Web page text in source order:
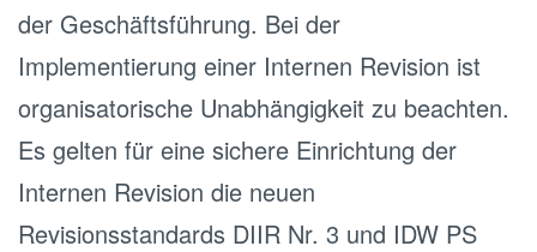
der Geschäftsführung. Bei der
Implementierung einer Internen Revision ist
organisatorische Unabhängigkeit zu beachten.
Es gelten für eine sichere Einrichtung der
Internen Revision die neuen
Revisionsstandards DIIR Nr. 3 und IDW PS